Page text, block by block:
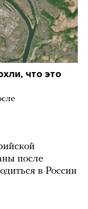
что это
после
в России